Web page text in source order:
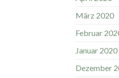
März 2020
Februar
Januar 2020
Dezember